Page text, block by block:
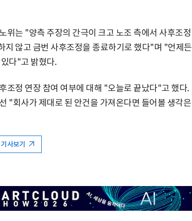
위는 "양측 주장의 간극이 크고 노조 측에서 사후조정
지 않고 금번 사후조정을 종료하기로 했다"며 "언제든
다"고 밝혔다.
조정 연장 참여 여부에 대해 "오늘로 끝났다"고 했다.
"회사가 제대로 된 안건을 가져온다면 들어볼 생각은
사보기